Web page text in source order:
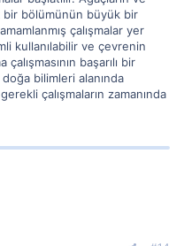
bir bölümünün büyük bir
çalışmalar yer
kullanılabilir ve çevrenin
başarılı bir
bilimleri alanında
çalışmaların zamanında